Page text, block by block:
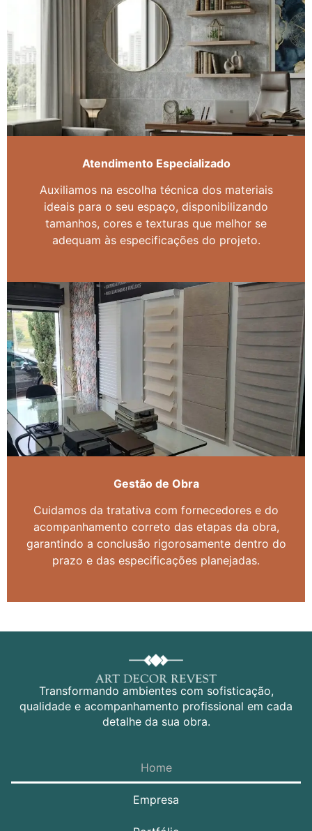
Atendimento Especializado
Auxiliamos na escolha técnica dos materiais
ideais para o seu espaço, disponibilizando
tamanhos, cores e texturas que melhor se
adequam às especificações do projeto.
Gestão de Obra
Cuidamos da tratativa com fornecedores e do
acompanhamento correto das etapas da obra,
garantindo a conclusão rigorosamente dentro do
prazo e das especificações planejadas.
Transformando ambientes com sofisticação,
qualidade e acompanhamento profissional em cada
detalhe da sua obra.
Home
Empresa